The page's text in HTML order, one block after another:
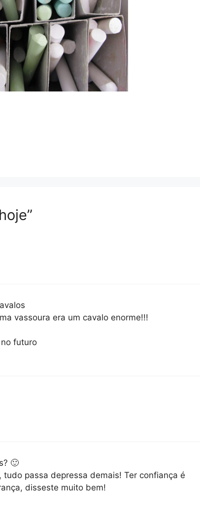
vassoura era um cavalo enorme!!!
futuro
🙂
passa depressa demais! Ter confiança é
disseste muito bem!